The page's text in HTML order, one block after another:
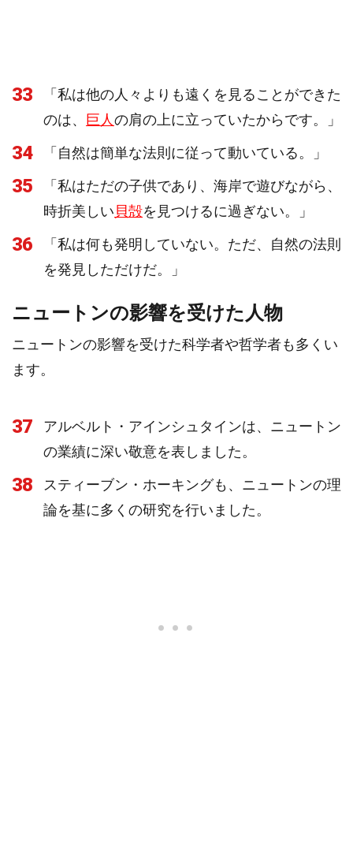
33
「私は他の人々よりも遠くを見ることができた
のは、 巨人の肩の上に立っていたからです。」
34 「自然は簡単な法則に従って動いている。」
35
「私はただの子供であり、海岸で遊びながら、
時折美しい貝殻を見つけるに過ぎない。」
36
「私は何も発明していない。ただ、自然の法則
を発見しただけだ。」
ニュートンの影響を受けた人物
ニュートンの影響を受けた科学者や哲学者も多くい
ます。
37
アルベルト・アインシュタインは、ニュートン
の業績に深い敬意を表しました。
38
スティーブン・ホーキングも、ニュートンの理
論を基に多くの研究を行いました。